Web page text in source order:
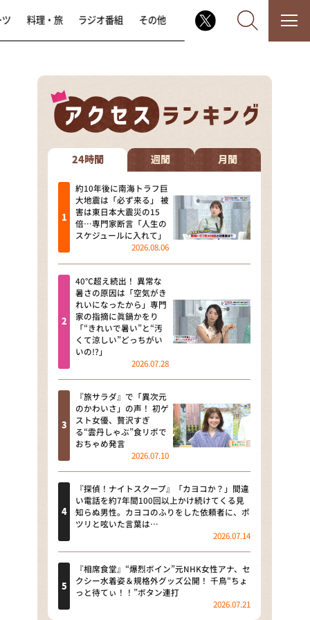
なるみ・岡村の過ぎるTV
相席食堂
これ余談なんですけど・・・
～人生密着トークバラエティ！
～ やすとものいたって真剣です
探偵！ナイトスクープ
news おかえり
河合＆A.B.C-Z塚田×福井アナ
「なんでやねん！？」（news お
かえり）
DAIGOも台所 ～きょうの献立 何
にする？～
本日はダイアンなり！シーズン２
朝だ！生です旅サラダ
教えて！ニュースライブ 正義の
ミカタ
ＬＩＦＥ～夢のカタチ～
新婚さんいらっしゃい！
ポツンと一軒家
ザキ山小屋本館
料理・旅 ラジオ番組 その他
24時間 週間 月間
約10年後に南海トラフ巨
大地震は「必ず来る」 被
害は東日本大震災の15
倍…専門家断言「人生の
スケジュールに入れて」
2026.08.06
40℃超え続出！ 異常な
暑さの原因は「空気がき
れいになったから」専門
家の指摘に眞鍋かをり
「“きれいで暑い”と“汚
くて涼しい”どっちがい
いの!?」
2026.07.28
『旅サラダ』で「異次元
のかわいさ」の声！ 初ゲ
スト女優、贅沢すぎ
る“雲丹しゃぶ”食リポで
おちゃめ発言
2026.07.10
『探偵！ナイトスクープ』「カヨコか？」間違
い電話を約7年間100回以上かけ続けてくる見
知らぬ男性。カヨコのふりをした依頼者に、ポ
ツリと呟いた言葉は…
2026.07.14
『相席食堂』“爆烈ボイン”元NHK女性アナ、セ
クシー水着姿＆規格外グッズ公開！ 千鳥“ちょ
っと待てぃ！！”ボタン連打
2026.07.21